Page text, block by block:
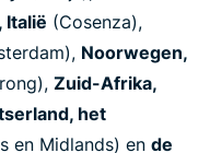
Italië (Cosenza),
Noorwegen,
Zuid-Afrika,
het
en Midlands) en de